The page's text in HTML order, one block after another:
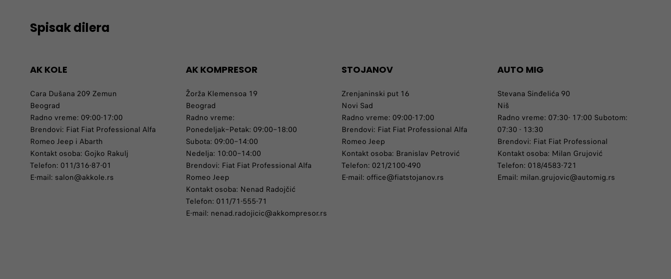
Spisak dilera
AK KOLE
Cara Dušana 209 Zemun
Beograd
Radno vreme: 09:00-17:00
Brendovi: Fiat Fiat Professional Alfa
Romeo Jeep i Abarth
Kontakt osoba: Gojko Rakulj
Telefon: 011/316-87-01
E-mail: salon@akkole.rs
AK KOMPRESOR
Žorža Klemensoa 19
Beograd
Radno vreme:
Ponedeljak–Petak: 09:00–18:00
Subota: 09:00–14:00
Nedelja: 10:00–14:00
Brendovi: Fiat Fiat Professional Alfa
Romeo Jeep
Kontakt osoba: Nenad Radojčić
Telefon: 011/71-555-71
E-mail: nenad.radojicic@akkompresor.rs
STOJANOV
Zrenjaninski put 16
Novi Sad
Radno vreme: 09:00-17:00
Brendovi: Fiat Fiat Professional Alfa
Romeo Jeep
Kontakt osoba: Branislav Petrović
Telefon: 021/2100-490
E-mail: office@fiatstojanov.rs
AUTO MIG
Stevana Sinđelića 90
Niš
Radno vreme: 07:30- 17:00 Subotom:
07:30 - 13:30
Brendovi: Fiat Fiat Professional
Kontakt osoba: Milan Grujović
Telefon: 018/4583-721
Email: milan.grujovic@automig.rs